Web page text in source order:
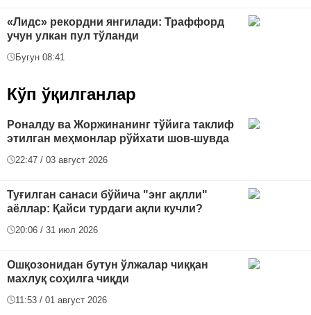
«Лидс» рекордни янгилади: Траффорд
учун улкан пул тўланди
Бугун 08:41
Кўп ўқилганлар
Роналду ва Жоржинанинг тўйига таклиф
этилган меҳмонлар рўйхати шов-шувда
22:47 / 03 август 2026
Туғилган санаси бўйича "энг ақлли"
аёллар: Қайси турдаги ақли кучли?
20:06 / 31 июл 2026
Ошқозонидан бутун ўлжалар чиққан
махлуқ соҳилга чиқди
11:53 / 01 август 2026